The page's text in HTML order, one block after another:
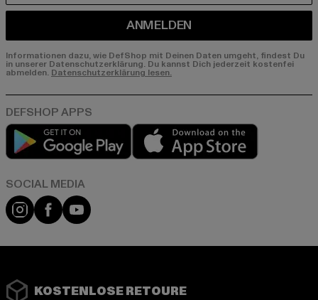
ANMELDEN
Informationen dazu, wie DefShop mit Deinen Daten umgeht, findest Du
in unserer Datenschutzerklärung. Du kannst Dich jederzeit kostenfei
abmelden. Datenschutzerklärung lesen.
Play market
Instagram
FacebookYouTube
KOSTENLOSE RETOURE